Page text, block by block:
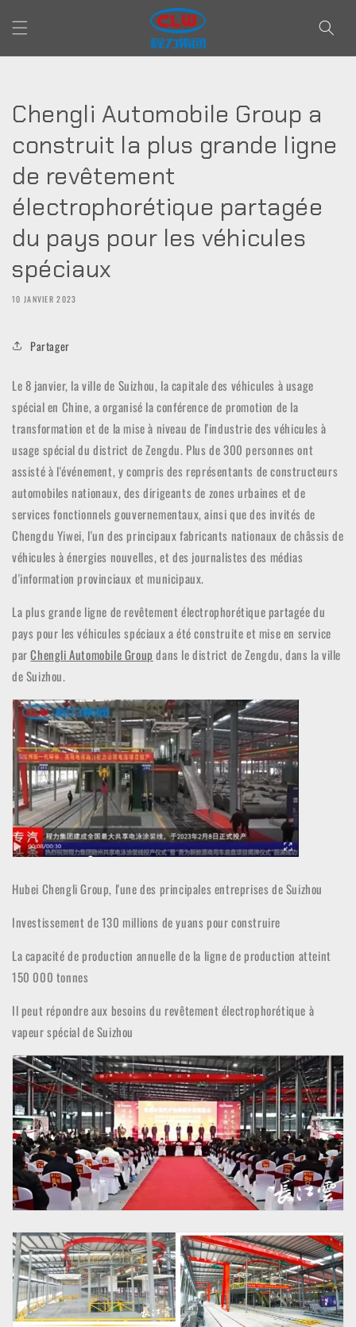
au
contenu
Chengli Automobile Group a
construit la plus grande ligne
de revêtement
électrophorétique partagée
du pays pour les véhicules
spéciaux
10 JANVIER 2023
Partager
Le 8 janvier, la ville de Suizhou, la capitale des véhicules à usage
spécial en Chine, a organisé la conférence de promotion de la
transformation et de la mise à niveau de l'industrie des véhicules à
usage spécial du district de Zengdu. Plus de 300 personnes ont
assisté à l'événement, y compris des représentants de constructeurs
automobiles nationaux, des dirigeants de zones urbaines et de
services fonctionnels gouvernementaux, ainsi que des invités de
Chengdu Yiwei, l'un des principaux fabricants nationaux de châssis de
véhicules à énergies nouvelles, et des journalistes des médias
d'information provinciaux et municipaux.
La plus grande ligne de revêtement électrophorétique partagée du
pays pour les véhicules spéciaux a été construite et mise en service
parChengli Automobile Group dans le district de Zengdu, dans la ville
de Suizhou.
Hubei Chengli Group, l'une des principales entreprises de Suizhou
Investissement de 130 millions de yuans pour construire
La capacité de production annuelle de la ligne de production atteint
150 000 tonnes
Il peut répondre aux besoins du revêtement électrophorétique à
vapeur spécial de Suizhou